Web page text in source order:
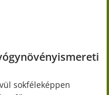
sokféleképpen